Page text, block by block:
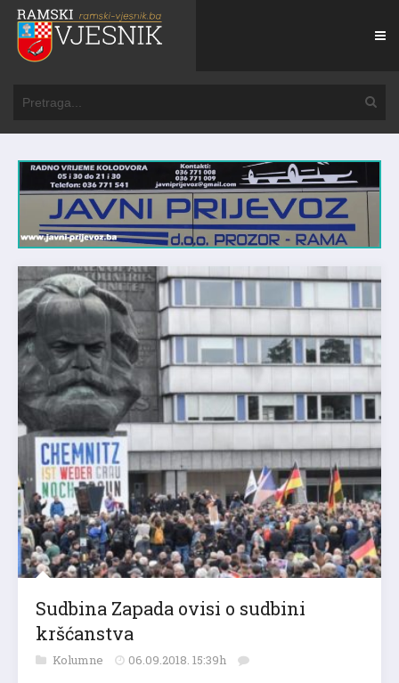
Sudbina Zapada ovisi o sudbini
kršćanstva
Kolumne 06.09.2018. 15:39h